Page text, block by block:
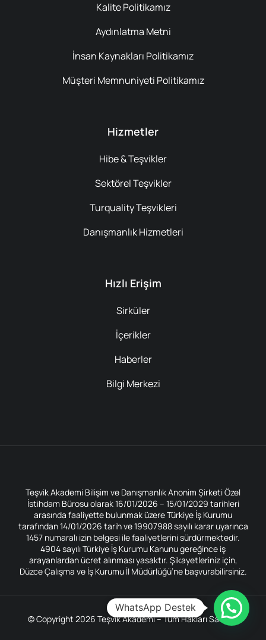
Kalite Politikamız
Aydınlatma Metni
İnsan Kaynakları Politikamız
Müşteri Memnuniyeti Politikamız
Hizmetler
Hibe & Teşvikler
Sektörel Teşvikler
Turquality Teşvikleri
Danışmanlık Hizmetleri
Hızlı Erişim
Sirküler
İçerikler
Haberler
Bilgi Merkezi
Teşvik Akademi Bilişim ve Danışmanlık Anonim Şirketi Özel
İstihdam Bürosu olarak 16/01/2026 – 15/01/2029 tarihleri
arasında faaliyette bulunmak üzere Türkiye İş Kurumu
tarafından 14/01/2026 tarih ve 19907988 sayılı karar uyarınca
1457 numaralı izin belgesi ile faaliyetlerini sürdürmektedir.
4904 sayılı Türkiye İş Kurumu Kanunu gereğince iş
arayanlardan ücret alınması yasaktır. Şikayetleriniz için,
Düzce Çalışma ve İş Kurumu İl Müdürlüğü’ne başvurabilirsiniz.
© Copyright 2026 Teşvik Akademi – Tüm Hakları Saklıdır.
WhatsApp Destek